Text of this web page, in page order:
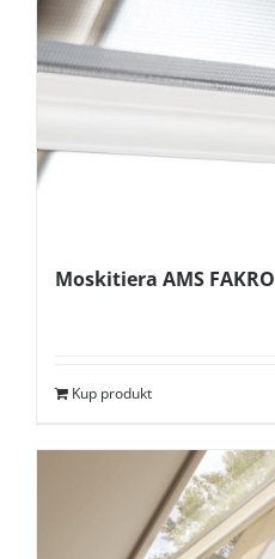
Moskitiera AMS FAKRO
Kup produkt